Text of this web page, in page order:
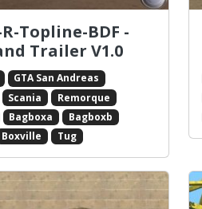
Topline-BDF -
Trailer V1.0
GTA San Andreas
Scania
Remorque
Bagboxa
Bagboxb
Boxville Tug